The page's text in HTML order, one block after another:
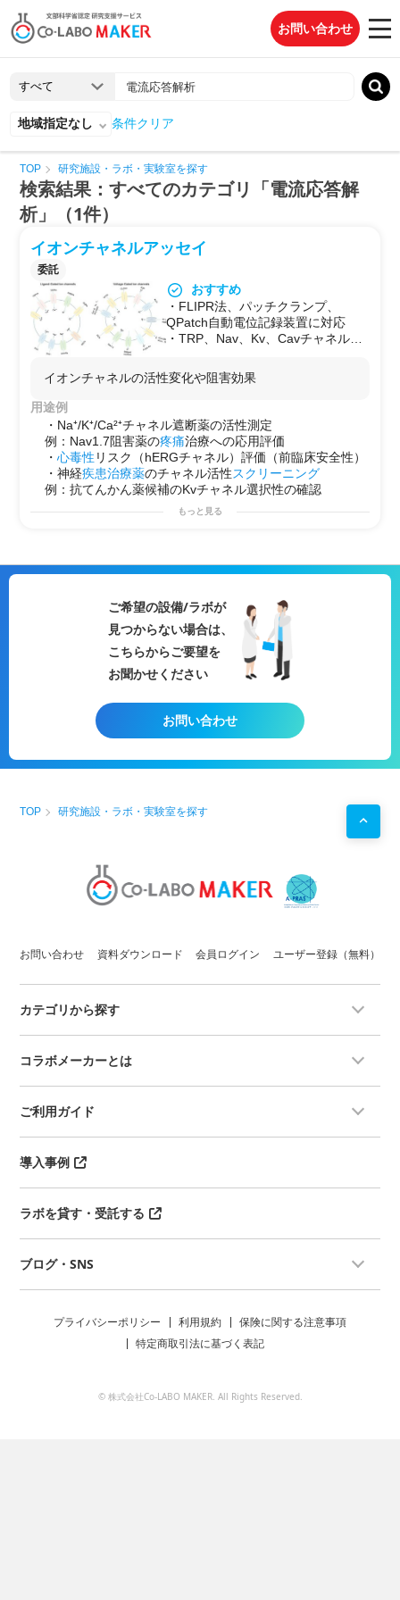
お問い合わせ
地域指定なし 条件クリア
TOP 研究施設・ラボ・実験室を探す
検索結果：すべてのカテゴリ「電流応答解
析」（1件）
イオンチャネルアッセイ
委託
おすすめ
・FLIPR法、パッチクランプ、
QPatch自動電位記録装置に対応
・TRP、Nav、Kv、Cavチャネルな
・薬物のチャネル遮断効果、活性化
効果をリアルタイム測定
（例：抗てんかん、抗不整脈）
・試験方法の要望対応可能
・試験計画の立案可能
イオンチャネルの活性変化や阻害効果
用途例
・Na⁺/K⁺/Ca²⁺チャネル遮断薬の活性測定
例：Nav1.7阻害薬の疼痛治療への応用評価
・心毒性 リスク（hERGチャネル）評価（前臨床安全性）
・神経疾患治療薬のチャネル活性スクリーニング
例：抗てんかん薬候補のKvチャネル選択性の確認
もっと見る
ご希望の設備/ラボが
見つからない場合は、
こちらからご要望を
お聞かせください
お問い合わせ
TOP 研究施設・ラボ・実験室を探す
お問い合わせ 資料ダウンロード 会員ログイン ユーザー登録（無料）
カテゴリから探す
コラボメーカーとは
ご利用ガイド
導入事例
ラボを貸す・受託する
ブログ・SNS
プライバシーポリシー 利用規約
保険に関する注意事項
特定商取引法に基づく表記
© 株式会社Co-LABO MAKER. All Rights Reserved.